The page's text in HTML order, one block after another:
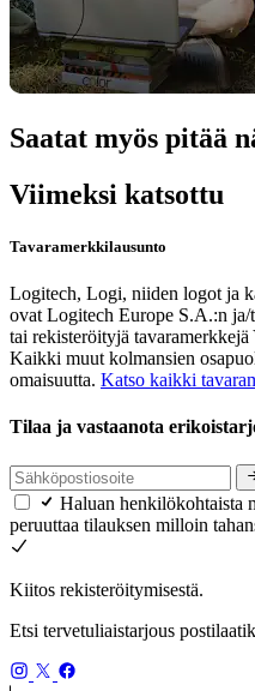
Saatat myös pitää
Viimeksi katsottu
Tavaramerkkilausunto
Logitech, Logi, niiden logot ja
ovat Logitech Europe S.A.:n ja/
tai rekisteröityjä tavaramerkkejä
Kaikki muut kolmansien
omaisuutta. Katso kaikki
Tilaa ja vastaanota
Haluan henkilökohtaista
peruuttaa tilauksen milloin
Kiitos rekisteröitymisestä.
Etsi tervetuliaistarjous